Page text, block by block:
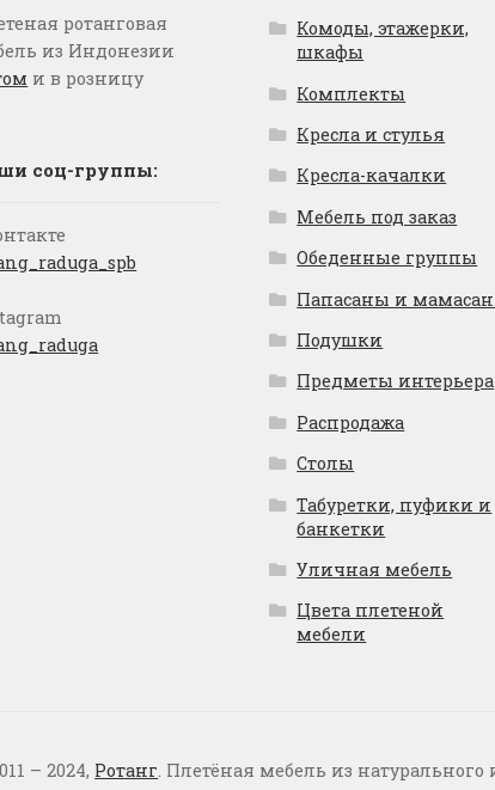
ротанговая
из Индонезии
и в розницу
соц-группы:
Комоды, этажерки,
шкафы
Комплекты
Кресла и стулья
Кресла-качалки
Мебель под заказ
Обеденные группы
Папасаны и
Подушки
Предметы интерьера
Распродажа
Столы
Табуретки, пуфики и
банкетки
Уличная мебель
Цвета плетеной
мебели
– 2024, Ротанг. Плетёная мебель из натурального